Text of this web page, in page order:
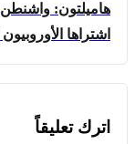
هاميلتون:
اشتراها
اترك تعليقاً